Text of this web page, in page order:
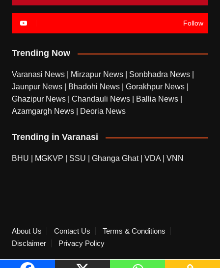
Follow
Trending Now
Varanasi News Mirzapur News Sonbhadra News
Jaunpur News
Bhadohi News Gorakhpur News
Ghazipur News
Chandauli News Ballia News
Azamgargh News
Deoria News
Trending in Varanasi
BHU MGKVP SSU Ghanga Ghat| VDA VNN
About Us Contact Us
Terms & Conditions
Disclaimer
Privacy Policy